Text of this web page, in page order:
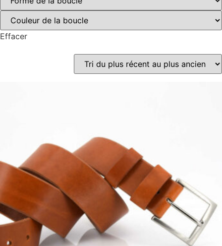
Un style intemporel :
Les ceintures marron cognac sont une pièce intemporelle,
considérée comme étant un classique à toute garde-robe.
Elles offrent une touche élégante à chaque tenue. Elles
sont entièrement faites à la main, ce qui en fait des objets
pour résister aux intempéries et aux changements de
mode. Elles peuvent être portées pour toutes les
occasions, du travail à une soirée informelle. Elles sont
également un excellent cadeau pour un être cher ou pour
vous-même ! Elles conviennent à tous, homme ou femme.
Des matières nobles
sélectionnées pour votre
Effacer